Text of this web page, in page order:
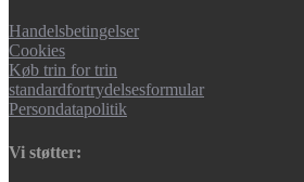
Handelsbetingelser
Cookies
Køb trin for trin
standardfortrydelsesformular
Persondatapolitik
Vi støtter: